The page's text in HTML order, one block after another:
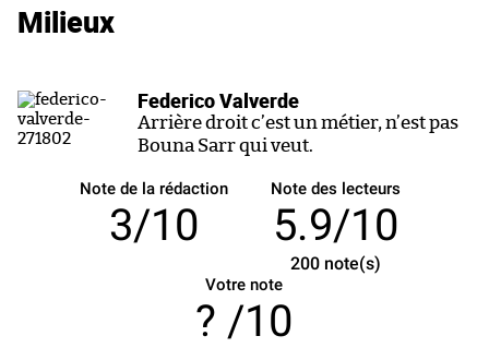
Milieux
Federico Valverde
Arrière droit c’est un métier, n’est pas
Bouna Sarr qui veut.
Note de la rédaction
3/10
Note des lecteurs
5.9/10
200note(s)
Votre note
/10